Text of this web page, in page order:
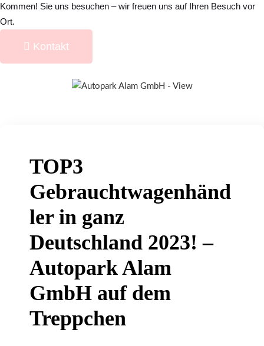
Kommen! Sie uns besuchen – wir freuen uns auf Ihren Besuch vor
Ort.
Kontakt
TOP3
Gebrauchtwagenhänd
ler in ganz
Deutschland 2023! –
Autopark Alam
GmbH auf dem
Treppchen